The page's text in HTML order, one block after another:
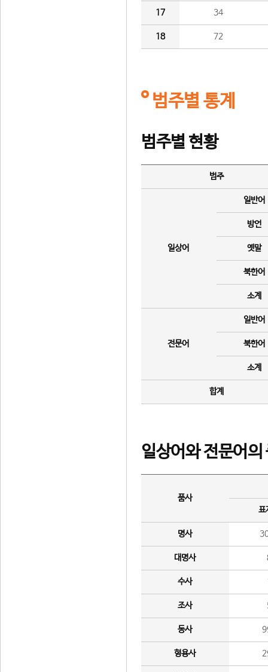
17 34
18 72
범주별 통계
범주별 현황
범주
일상어
일반어
방언
옛말
북한어
소계
전문어
일반어
북한어
소계
합계
일상어와 전문어의
품사
표
명사
대명사
수사
조사
동사
형용사